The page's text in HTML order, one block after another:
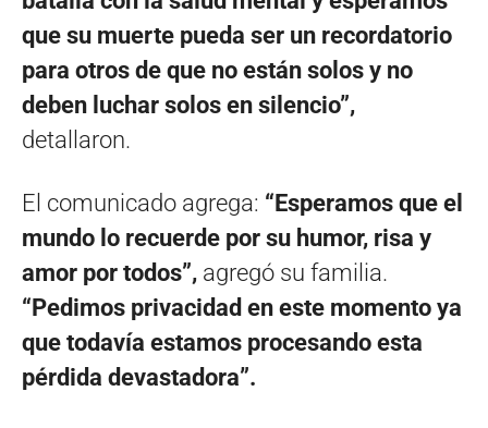
que su muerte pueda ser un recordatorio
para otros de que no están solos y no
deben luchar solos en silencio”,
detallaron.
El comunicado agrega: “Esperamos que el
mundo lo recuerde por su humor, risa y
amor por todos”, agregó su familia.
“Pedimos privacidad en este momento ya
que todavía estamos procesando esta
pérdida devastadora”.